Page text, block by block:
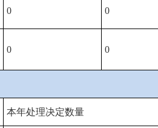
0 0
0 0
本年处理决定数量